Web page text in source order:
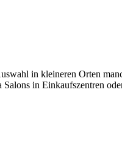
in kleineren Orten
in Einkaufszentren